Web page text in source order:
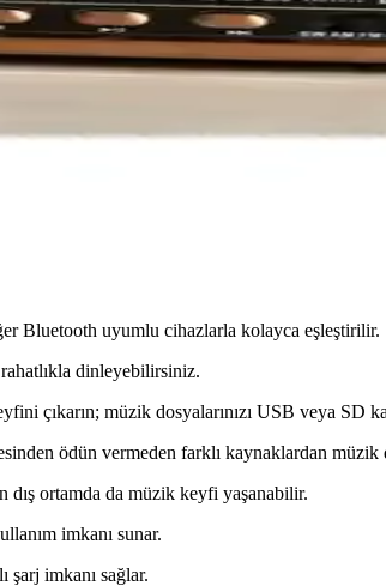
cihazıdır. Kullanıcı dostu arayüzü, yüksek
Kullanım Alanları
uygun, güvenli ve etkin kullanımıyla dikkat
Bluetooth uyumlu cihazlarla kolayca eşleştirilir.
rahatlıkla dinleyebilirsiniz.
çıkarın; müzik dosyalarınızı USB veya SD
ödün vermeden farklı kaynaklardan
dış ortamda da müzik keyfi yaşanabilir.
imkanı sunar.
şarj imkanı sağlar.